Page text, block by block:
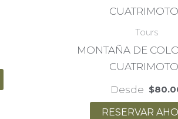
Tours
MONTAÑA DE
Desde $
RESERVAR